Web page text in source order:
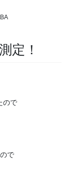
定！
ので
で